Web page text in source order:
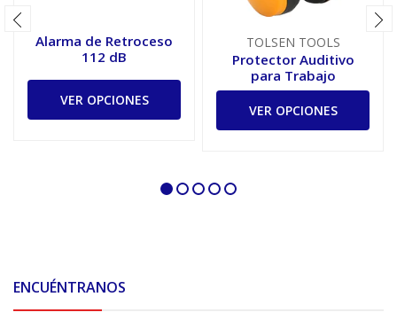
Alarma de Retroceso
112 dB
VER OPCIONES
TOLSEN TOOLS
Protector Auditivo
para Trabajo
VER OPCIONES
ENCUÉNTRANOS